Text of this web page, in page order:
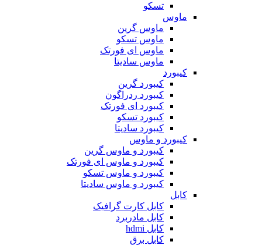
تسکو
ماوس
ماوس گرین
ماوس تسکو
ماوس ای فورتک
ماوس سادیتا
کیبورد
کیبورد گرین
کیبورد ردراگون
کیبورد ای فورتک
کیبورد تسکو
کیبورد سادیتا
کیبورد و ماوس
کیبورد و ماوس گرین
کیبورد و ماوس ای فورتک
کیبورد و ماوس تسکو
کیبورد و ماوس سادیتا
کابل
کابل کارت گرافیک
کابل مادربرد
کابل hdmi
کابل برق